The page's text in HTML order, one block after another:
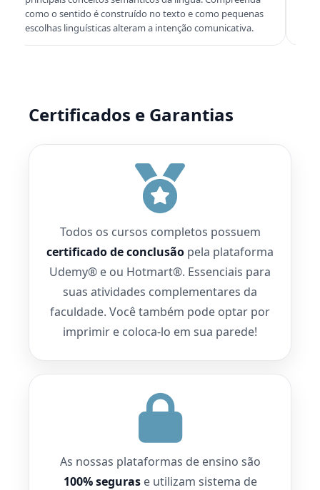
Desenvolva estratégias de leitura e interpretação para
análise de obras e questões de prova.
Certificados e Garantias
Todos os cursos completos possuem
certificado de conclusão pela plataforma
Udemy® e ou Hotmart®. Essenciais para
suas atividades complementares da
faculdade. Você também pode optar por
imprimir e coloca-lo em sua parede!
As nossas plataformas de ensino são
100% segurase utilizam sistema de